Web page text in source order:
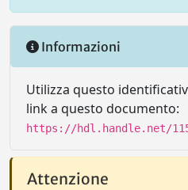
Informazioni
Utilizza questo
link a questo documento:
https://hdl.handle.net/
Attenzione